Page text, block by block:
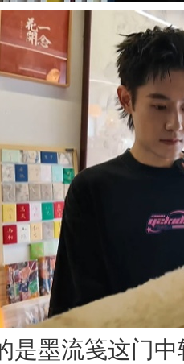
是墨流笺这门中